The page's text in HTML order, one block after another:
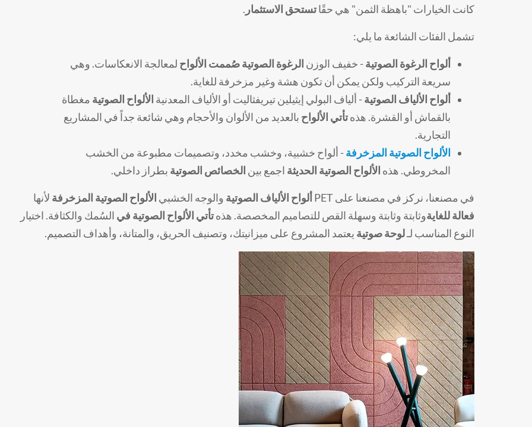
كانت الخيارات "باهظة الثمن" هي حقًا تستحق الاستثمار .
تشمل الفئات الشائعة ما يلي:
ألواح الرغوة الصوتية - خفيف الوزن الرغوة الصوتية صُممت الألواح لمعالجة الانعكاسات. وهي
سريعة التركيب ولكن يمكن أن تكون هشة وغير مزخرفة للغاية.
ألواح الألياف الصوتية - ألياف البولي إيثيلين تيريفثاليت أو الألياف المعدنية الألواح الصوتية مغطاة
بالقماش أو القشرة. هذه تأتي الألواح بالعديد من الألوان والأحجام وهي شائعة جداً في المشاريع
التجارية.
الألواح الصوتية المزخرفة - ألواح خشبية، وخشب مخدد، وتصميمات مطبوعة من الخشب
المخروطي. هذه الألواح الصوتية الحديثة اجمع بين الخصائص الصوتية بطراز داخلي.
في مصنعنا، نركز في مصنعنا على PET ألواح الألياف الصوتية والوجه الخشبي الألواح الصوتية المزخرفة لأنها
فعالة للغايةوثابتة وثابتة وسهلة القص للتصاميم المخصصة. هذه تأتي الألواح الصوتية في السُمك والكثافة. اختيار
النوع المناسب لـلوحة صوتية يعتمد المشروع على ميزانيتك، وتصنيف الحريق، والمتانة، وأهداف التصميم.